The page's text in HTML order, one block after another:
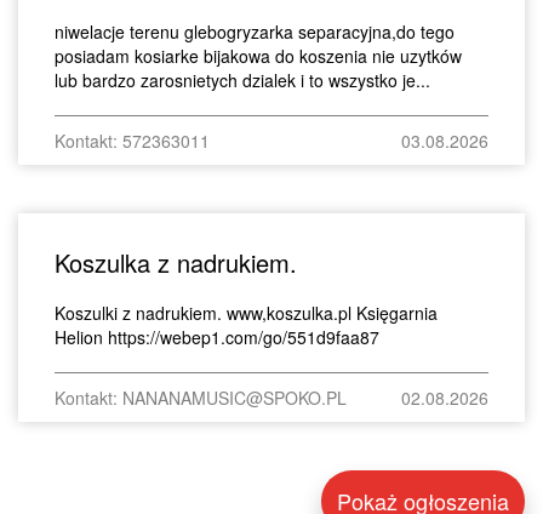
niwelacje terenu glebogryzarka separacyjna,do tego
posiadam kosiarke bijakowa do koszenia nie uzytków
lub bardzo zarosnietych dzialek i to wszystko je...
Kontakt: 572363011 03.08.2026
Koszulka z nadrukiem.
Koszulki z nadrukiem. www,koszulka.pl Księgarnia
Helion https://webep1.com/go/551d9faa87
Kontakt: NANANAMUSIC@SPOKO.PL 02.08.2026
Pokaż ogłoszenia